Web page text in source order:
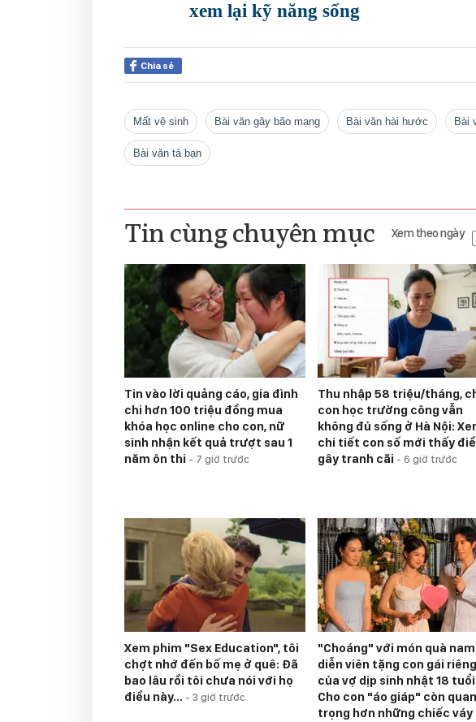
xem lại kỹ năng sống
Chia sẻ
mất vệ sinh bài văn gây bão mạng bài văn hài hước
bài văn tả bạn
Tin cùng chuyên mục Xem theo ngày
Tin vào lời quảng cáo, gia đình
chi hơn 100 triệu đồng mua
khóa học online cho con, nữ
sinh nhận kết quả trượt sau 1
năm ôn thi - 7 giờ trước
Thu nhập 58 triệu/tháng,
con học trường công vẫn
không đủ sống ở Hà Nội:
chi tiết con số mới thấy
gây tranh cãi - 6 giờ trước
Xem phim "Sex Education", tôi
chợt nhớ đến bố mẹ ở quê: Đã
bao lâu rồi tôi chưa nói với họ
điều này... - 3 giờ trước
"Choáng" với món quà nam
diễn viên tặng con gái riêng
của vợ dịp sinh nhật 18
Cho con "áo giáp" còn quan
trọng hơn những chiếc váy